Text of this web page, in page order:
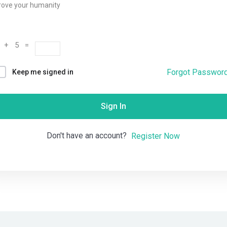
your humanity
+ 5 =
Keep me signed in Forgot
Sign In
Don't have an account? Register Now